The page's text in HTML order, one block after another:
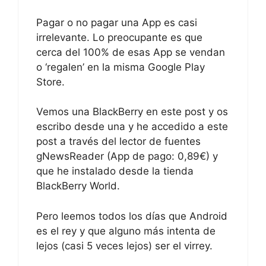
Pagar o no pagar una App es casi
irrelevante. Lo preocupante es que
cerca del 100% de esas App se vendan
o ‘regalen’ en la misma Google Play
Store.
Vemos una BlackBerry en este post y os
escribo desde una y he accedido a este
post a través del lector de fuentes
gNewsReader (App de pago: 0,89€) y
que he instalado desde la tienda
BlackBerry World.
Pero leemos todos los días que Android
es el rey y que alguno más intenta de
lejos (casi 5 veces lejos) ser el virrey.